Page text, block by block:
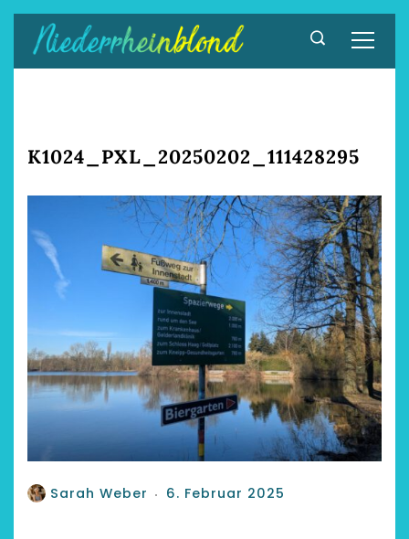
Zum
Inhalt
springen
K1024_PXL_20250202_111428295
Sarah Weber 6. Februar 2025